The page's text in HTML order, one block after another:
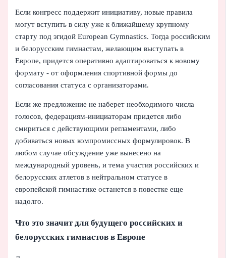
Если конгресс поддержит инициативу, новые правила
могут вступить в силу уже к ближайшему крупному
старту под эгидой European Gymnastics. Тогда российским
и белорусским гимнастам, желающим выступать в
Европе, придется оперативно адаптироваться к новому
формату - от оформления спортивной формы до
согласования статуса с организаторами.
Если же предложение не наберет необходимого числа
голосов, федерациям‑инициаторам придется либо
смириться с действующими регламентами, либо
добиваться новых компромиссных формулировок. В
любом случае обсуждение уже вынесено на
международный уровень, и тема участия российских и
белорусских атлетов в нейтральном статусе в
европейской гимнастике останется в повестке еще
надолго.
Что это значит для будущего российских и
белорусских гимнастов в Европе